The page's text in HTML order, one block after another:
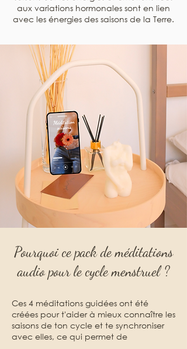
aux variations hormonales sont en lien
avec les énergies des saisons de la Terre.​
Pourquoi ce pack de méditations
audio pour le cycle menstruel ?
Ces 4 méditations guidées ont été
créées pour t'aider à mieux connaître les
saisons de ton cycle et te synchroniser
avec elles, ce qui permet de